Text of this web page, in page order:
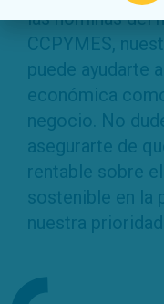
las nóminas del
CCPYMES,
puede ayudarte
económica
negocio. No
asegurarte de
rentable sobre
sostenible en la
nuestra prioridad.